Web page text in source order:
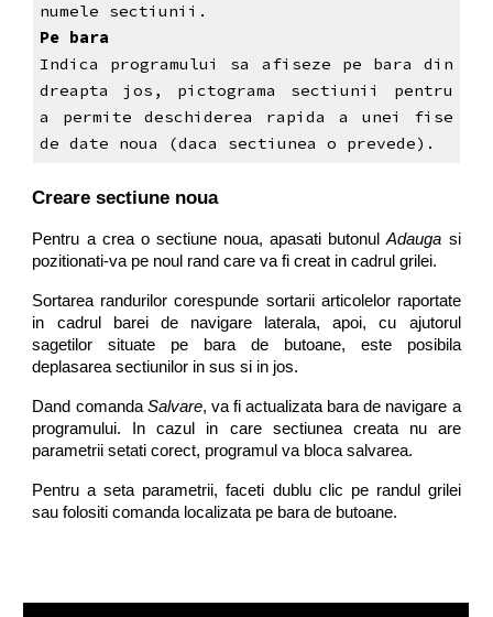
numele sectiunii.
Pe bara
Indica programului sa afiseze pe bara din
dreapta jos, pictograma sectiunii pentru
a permite deschiderea rapida a unei fise
de date noua (daca sectiunea o prevede).
Creare sectiune noua
Pentru a crea o sectiune noua, apasati butonulAdauga si
pozitionati-va pe noul rand care va fi creat in cadrul grilei.
Sortarea randurilor corespunde sortarii articolelor raportate
in cadrul barei de navigare laterala, apoi, cu ajutorul
sagetilor situate pe bara de butoane, este posibila
deplasarea sectiunilor in sus si in jos.
Dand comandaSalvare, va fi actualizata bara de navigare a
programului. In cazul in care sectiunea creata nu are
parametrii setati corect, programul va bloca salvarea.
Pentru a seta parametrii, faceti dublu clic pe randul grilei
sau folositi comanda localizata pe bara de butoane.